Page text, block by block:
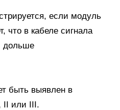
если модуль
что в кабеле сигнала
дольше
быть выявлен в
II или III.